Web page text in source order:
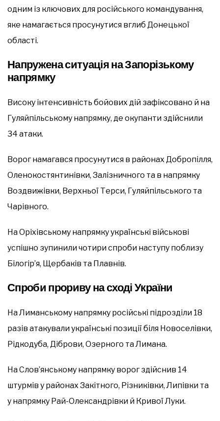
одним із ключових для російського командування,
яке намагається просунутися вглиб Донецької
області.
Напружена ситуація на Запорізькому
напрямку
Високу інтенсивність бойових дій зафіксовано й на
Гуляйпільському напрямку, де окупанти здійснили
34 атаки.
Ворог намагався просунутися в районах Добропілля,
Оленокостянтинівки, Залізничного та в напрямку
Воздвижівки, Верхньої Терси, Гуляйпільського та
Чарівного.
На Оріхівському напрямку українські військові
успішно зупинили чотири спроби наступу поблизу
Білогір’я, Щербаків та Плавнів.
Спроби прориву на сході України
На Лиманському напрямку російські підрозділи 18
разів атакували українські позиції біля Новоселівки,
Рідкодуба, Діброви, Озерного та Лимана.
На Слов’янському напрямку ворог здійснив 14
штурмів у районах Закітного, Різниківки, Липівки та
у напрямку Рай-Олександрівки й Кривої Луки.